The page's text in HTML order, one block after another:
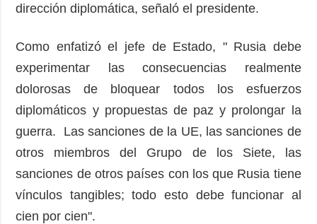
dirección diplomática, señaló el presidente.
Como enfatizó el jefe de Estado, " Rusia debe
experimentar las consecuencias realmente
dolorosas de bloquear todos los esfuerzos
diplomáticos y propuestas de paz y prolongar la
guerra. Las sanciones de la UE, las sanciones de
otros miembros del Grupo de los Siete, las
sanciones de otros países con los que Rusia tiene
vínculos tangibles; todo esto debe funcionar al
cien por cien".